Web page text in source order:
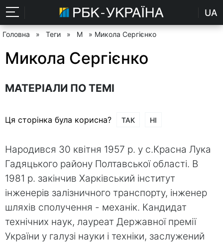
UA
Головна » Теги » М » Микола Сергієнко
Микола Сергієнко
МАТЕРІАЛИ ПО ТЕМІ
Ця сторінка була корисна? ТАК НІ
Народився 30 квітня 1957 р. у с.Красна Лука
Гадяцького району Полтавської області. В
1981 р. закінчив Харківський інститут
інженерів залізничного транспорту, інженер
шляхів сполучення - механік. Кандидат
технічних наук, лауреат Державної премії
України у галузі науки і техніки, заслужений